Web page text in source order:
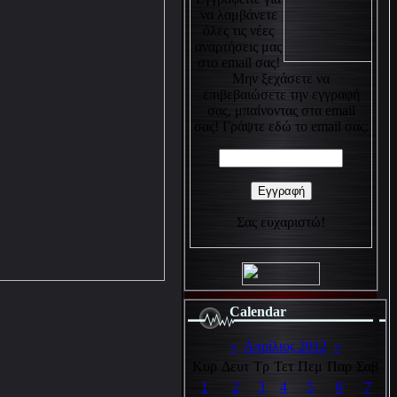
να λαμβάνετε
όλες τις νέες
αναρτήσεις μας
στο email σας!
Μην ξεχάσετε να
επιβεβαιώσετε την εγγραφή
σας, μπαίνοντας στα email
σας! Γράψτε εδώ το email σας:
Σας ευχαριστώ!
Calendar
« Απρίλιος 2012 »
Κυρ Δευτ Τρ Τετ Πεμ Παρ Σαβ
1
2 3 4 5 6
7